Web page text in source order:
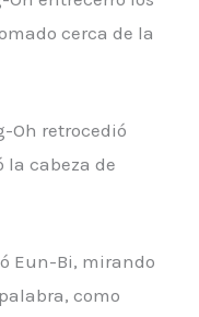
cerca de la
Oh retrocedió
la cabeza de
Eun-Bi, mirando
como